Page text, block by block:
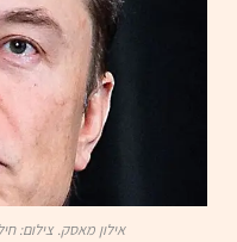
אילון מאסק. צילום: